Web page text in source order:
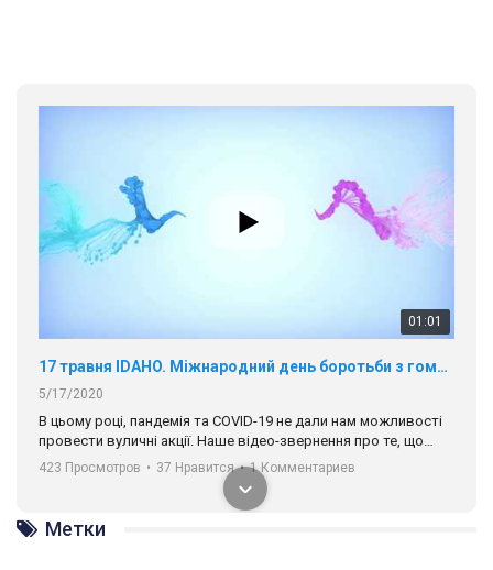
01:01
17 травня IDAHO. Міжнародний день боротьби з гомофобією трансфобією і біфобія.
5/17/2020
В цьому році, пандемія та COVІD-19 не дали нам можливості
провести вуличні акції. Наше відео-звернення про те, що
навіть коли ми у різних містах та не можемо зустрінеться, ми
разом. Ми закликаємо всіх хто поділяє цінності рівності та
солідарності, приєднатися до нас. Регіональні підрозділи
ГАУ є в 16 областях України.
Разом наш голос лунає гучніше!
423 Просмотров • 37 Нравится • 1 Комментариев
Метки